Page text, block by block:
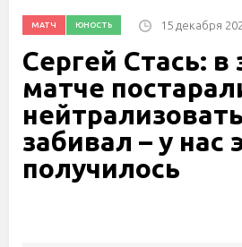
МАТЧ ЮНОСТЬ 15 декабря
Сергей Стась: в
матче
забивал – у нас
получилось